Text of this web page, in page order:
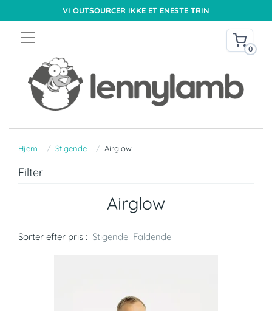
VI OUTSOURCER IKKE ET ENESTE TRIN
0
Hjem Stigende Airglow
Filter
Airglow
Sorter efter pris : Stigende Faldende